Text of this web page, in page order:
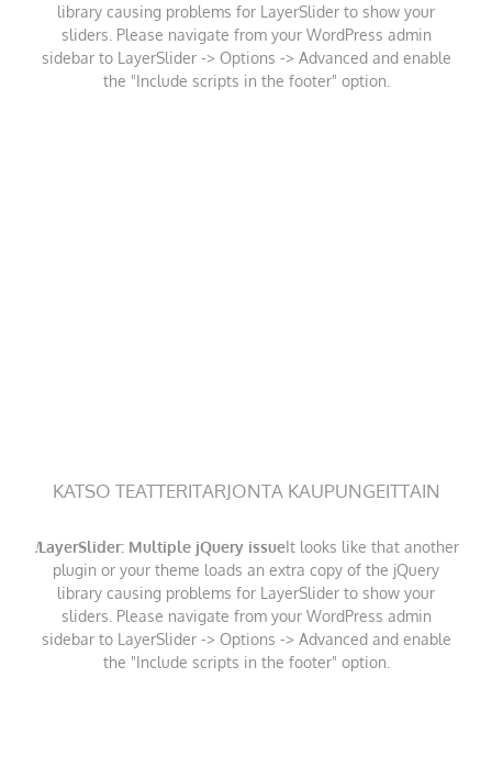
library causing problems for LayerSlider to show your
sliders. Please navigate from your WordPress admin
sidebar to LayerSlider -> Options -> Advanced and enable
the "Include scripts in the footer" option.
KATSO TEATTERITARJONTA KAUPUNGEITTAIN
!LayerSlider: Multiple jQuery issueIt looks like that another
plugin or your theme loads an extra copy of the jQuery
library causing problems for LayerSlider to show your
sliders. Please navigate from your WordPress admin
sidebar to LayerSlider -> Options -> Advanced and enable
the "Include scripts in the footer" option.